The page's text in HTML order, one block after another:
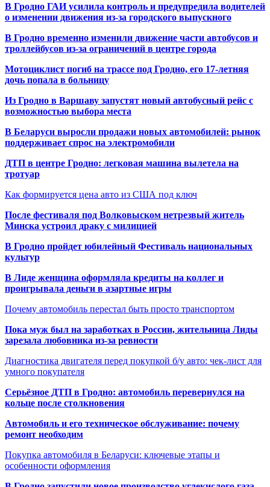
В Гродно ГАИ усилила контроль и предупредила водителей
о изменении движения из-за городского выпускного
В Гродно временно изменили движение части автобусов и
троллейбусов из-за ограничений в центре города
Мотоциклист погиб на трассе под Гродно, его 17-летняя
дочь попала в больницу
Из Гродно в Варшаву запустят новый автобусный рейс с
возможностью выбора места
В Беларуси выросли продажи новых автомобилей: рынок
поддерживает спрос на электромобили
ДТП в центре Гродно: легковая машина вылетела на
тротуар
Как формируется цена авто из США под ключ
После фестиваля под Волковыском нетрезвый житель
Минска устроил драку с милицией
В Гродно пройдет юбилейный Фестиваль национальных
культур
В Лиде женщина оформляла кредиты на коллег и
проигрывала деньги в азартные игры
Почему автомобиль перестал быть просто транспортом
Пока муж был на заработках в России, жительница Лиды
зарезала любовника из-за ревности
Диагностика двигателя перед покупкой б/у авто: чек-лист для
умного покупателя
Серьёзное ДТП в Гродно: автомобиль перевернулся на
кольце после столкновения
Автомобиль и его техническое обслуживание: почему
ремонт необходим
Покупка автомобиля в Беларуси: ключевые этапы и
особенности оформления